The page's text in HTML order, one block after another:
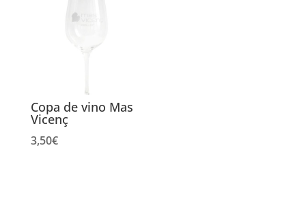
Copa de vino Mas
Vicenç
3,50€